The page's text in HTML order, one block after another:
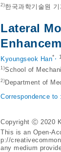
2)한국과학기술원
Lateral
Kyoungseok Han*,
1)School of
2) Department of
Correspondence to :
Copyright Ⓒ 2020
This is an Open-
p://
any medium